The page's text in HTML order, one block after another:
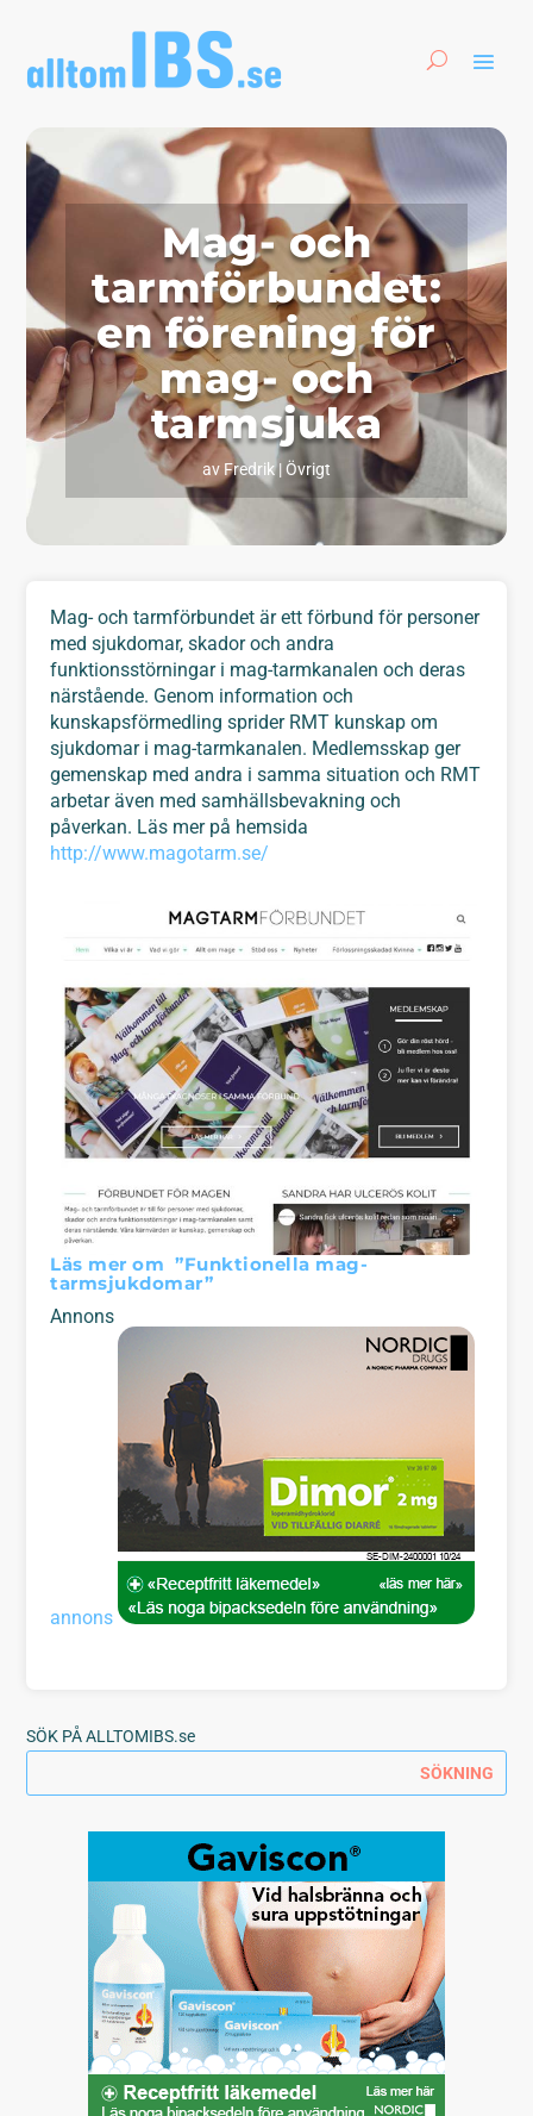
Mag- och
tarmförbundet:
en förening för
mag- och
tarmsjuka
av Fredrik|Övrigt
Mag- och tarmförbundet är ett förbund för personer
med sjukdomar, skador och andra
funktionsstörningar i mag-tarmkanalen och deras
närstående. Genom information och
kunskapsförmedling sprider RMT kunskap om
sjukdomar i mag-tarmkanalen. Medlemsskap ger
gemenskap med andra i samma situation och RMT
arbetar även med samhällsbevakning och
påverkan. Läs mer på hemsida
http://www.magotarm.se/
Läs mer om ”Funktionella mag-
tarmsjukdomar”
Annons
annons
SÖK PÅ ALLTOMIBS.se